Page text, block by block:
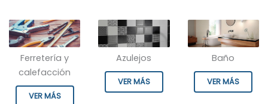
Ferretería y
calefacción
VER MÁS
Azulejos
VER MÁS
Baño
VER MÁS